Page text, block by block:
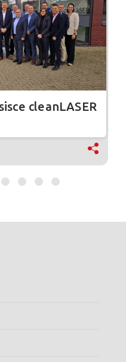
cleanLASER